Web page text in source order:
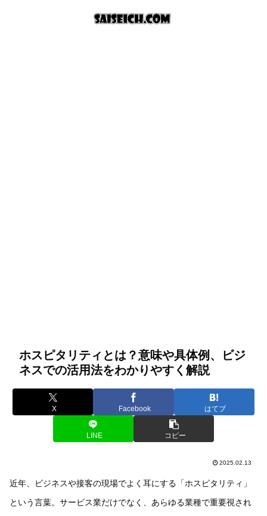
ホスピタリティとは？意味や具体例、ビジ
ネスでの活用法をわかりやすく解説
X Facebook はてブ
LINE コピー
2025.02.13
近年、ビジネスや接客の現場でよく耳にする「ホスピタリティ」
という言葉。サービス業だけでなく、あらゆる業種で重要視され